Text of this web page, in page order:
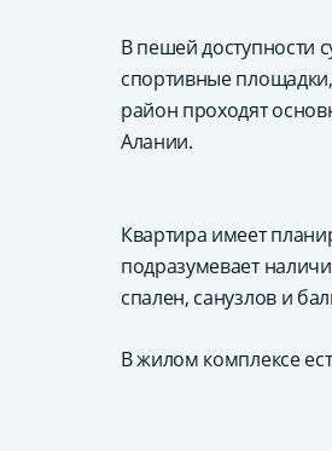
В пешей доступности
спортивные
район проходят
Алании.
Квартира имеет
подразумевает
спален, санузлов и
В жилом комплексе